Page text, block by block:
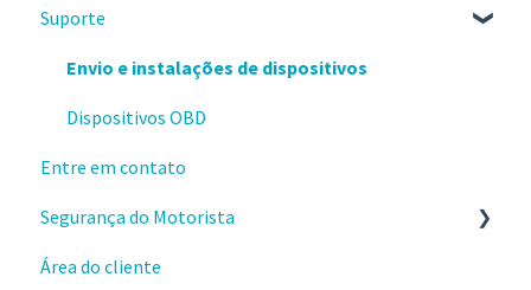
Webhooks
Sobre o produto e valores
Materiais e conteúdos gratuitos
Cursos da Cobli Ensina
Suporte
Envio e instalações de dispositivos
Dispositivos OBD
Entre em contato
Segurança do Motorista
Alertas
Área do cliente